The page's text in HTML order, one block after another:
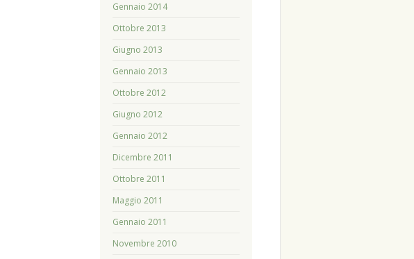
Gennaio 2014
Ottobre 2013
Giugno 2013
Gennaio 2013
Ottobre 2012
Giugno 2012
Gennaio 2012
Dicembre 2011
Ottobre 2011
Maggio 2011
Gennaio 2011
Novembre 2010